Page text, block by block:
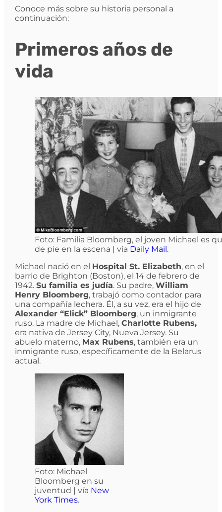
Conoce más sobre su historia personal a
continuación:
Primeros años de
vida
Foto: Familia Bloomberg, el joven Michael es
de pie en la escena | vía Daily Mail .
Michael nació en el Hospital St. Elizabeth, en el
barrio de Brighton (Boston), el 14 de febrero de
1942. Su familia es judía. Su padre, William
Henry Bloomberg, trabajó como contador para
una compañía lechera. Él, a su vez, era el hijo de
Alexander “Elick” Bloomberg, un inmigrante
ruso. La madre de Michael, Charlotte Rubens,
era nativa de Jersey City, Nueva Jersey. Su
abuelo materno, Max Rubens, también era un
inmigrante ruso, específicamente de la Belarus
actual.
Foto: Michael
Bloomberg en su
juventud | vía New
York Times.